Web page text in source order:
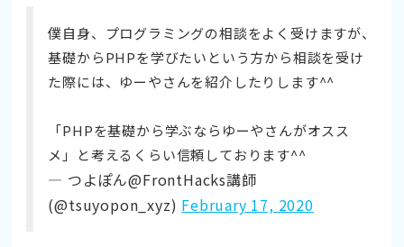
僕自身、プログラミングの相談をよく受けますが、
基礎からPHPを学びたいという方から相談を受け
た際には、ゆーやさんを紹介したりします^^
「PHPを基礎から学ぶならゆーやさんがオスス
メ」と考えるくらい信頼しております^^
— つよぽん@FrontHacks講師
(@tsuyopon_xyz) February 17, 2020